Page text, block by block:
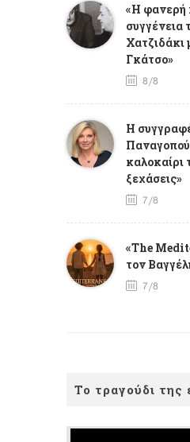
«Η φανερή
συγγένεια
Χατζιδάκι
Γκάτσο»
8/8
Η
καλοκαίρι
ξεχάσεις»
7/8
«The
τον
7/8
Το τραγούδι της